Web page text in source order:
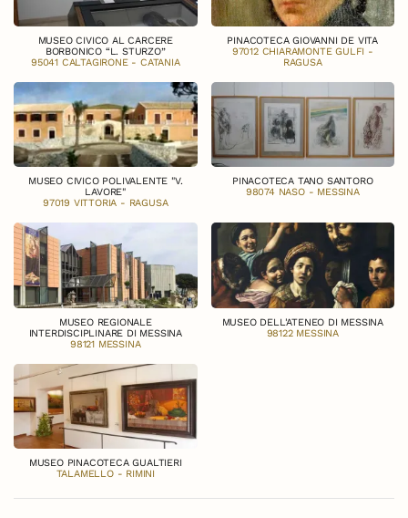
MUSEO CIVICO AL CARCERE
BORBONICO “L. STURZO”
95041 CALTAGIRONE - CATANIA
PINACOTECA GIOVANNI DE VITA
97012 CHIARAMONTE GULFI -
RAGUSA
MUSEO CIVICO POLIVALENTE "V.
LAVORE"
97019 VITTORIA - RAGUSA
PINACOTECA TANO SANTORO
98074 NASO - MESSINA
MUSEO REGIONALE
INTERDISCIPLINARE DI MESSINA
98121 MESSINA
MUSEO DELL'ATENEO DI MESSINA
98122 MESSINA
MUSEO PINACOTECA GUALTIERI
TALAMELLO - RIMINI